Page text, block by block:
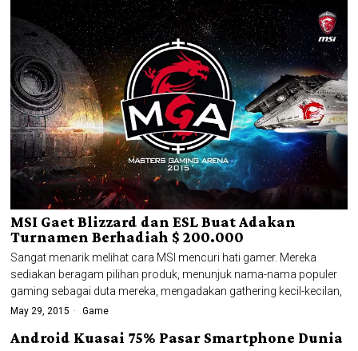
MSI Gaet Blizzard dan ESL Buat Adakan
Turnamen Berhadiah $ 200.000
Sangat menarik melihat cara MSI mencuri hati gamer. Mereka
sediakan beragam pilihan produk, menunjuk nama-nama populer
gaming sebagai duta mereka, mengadakan gathering kecil-kecilan,
May 29, 2015 Game
Android Kuasai 75% Pasar Smartphone Dunia